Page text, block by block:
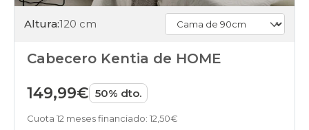
cabeceros
cama-
de-
verde
cama-
de-
Altura:120 cm
Cabecero Kentia de HOME
149,99€ 50% dto.
Cuota 12 meses financiado: 12,50€